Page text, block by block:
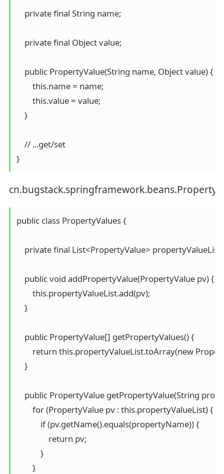
    private final String name;
    private final Object value;
    public PropertyValue(String name, Object value) {
        this.name = name;
        this.value = value;
    }
    // ...get/set
}
public class PropertyValues {
private final List<PropertyValue>
    public void addPropertyValue(PropertyValue pv) {
        this.propertyValueList.add(pv);
    }
    public PropertyValue[] getPropertyValues() {
return this.propertyValueList.toArray(new
    }
public PropertyValue getPropertyValue(String
        for (PropertyValue pv : this.propertyValueList) {
            if (pv.getName().equals(propertyName)) {
                return pv;
            }
        }